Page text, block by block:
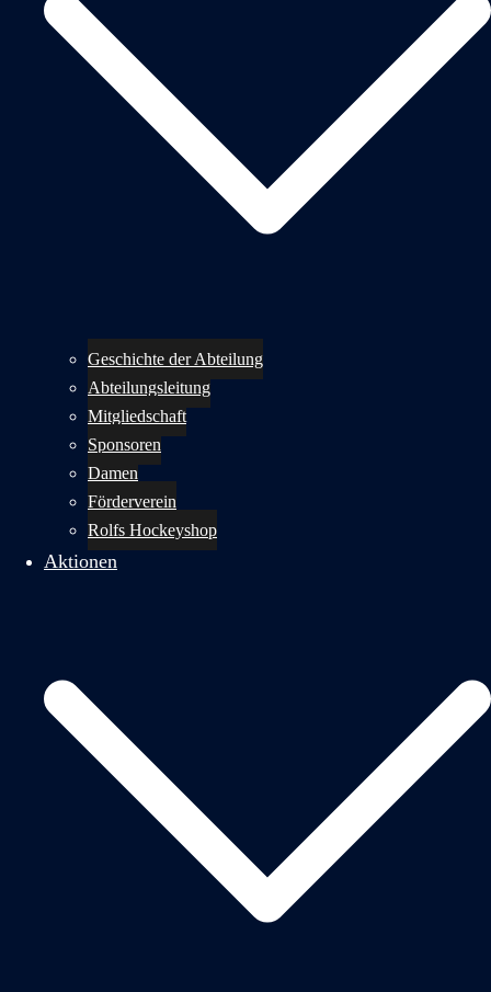
Geschichte der Abteilung
Abteilungsleitung
Mitgliedschaft
Sponsoren
Damen
Förderverein
Rolfs Hockeyshop
Aktionen